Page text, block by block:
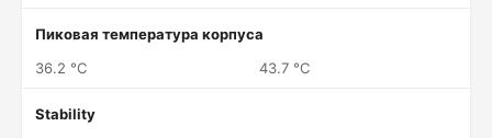
Пиковая температура корпуса
36.2 °C
43.7 °C
Stability